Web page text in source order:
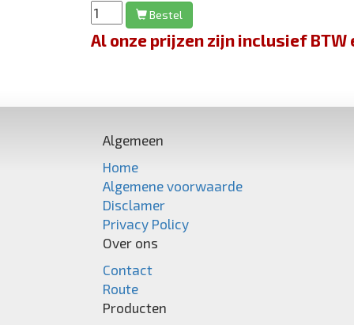
Bestel
Al onze prijzen zijn inclusief
Algemeen
Home
Algemene voorwaarde
Disclamer
Privacy Policy
Over ons
Contact
Route
Producten